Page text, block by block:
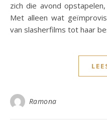
zich die avond
Met alleen wat
van slasherfilms tot haar
Ramona